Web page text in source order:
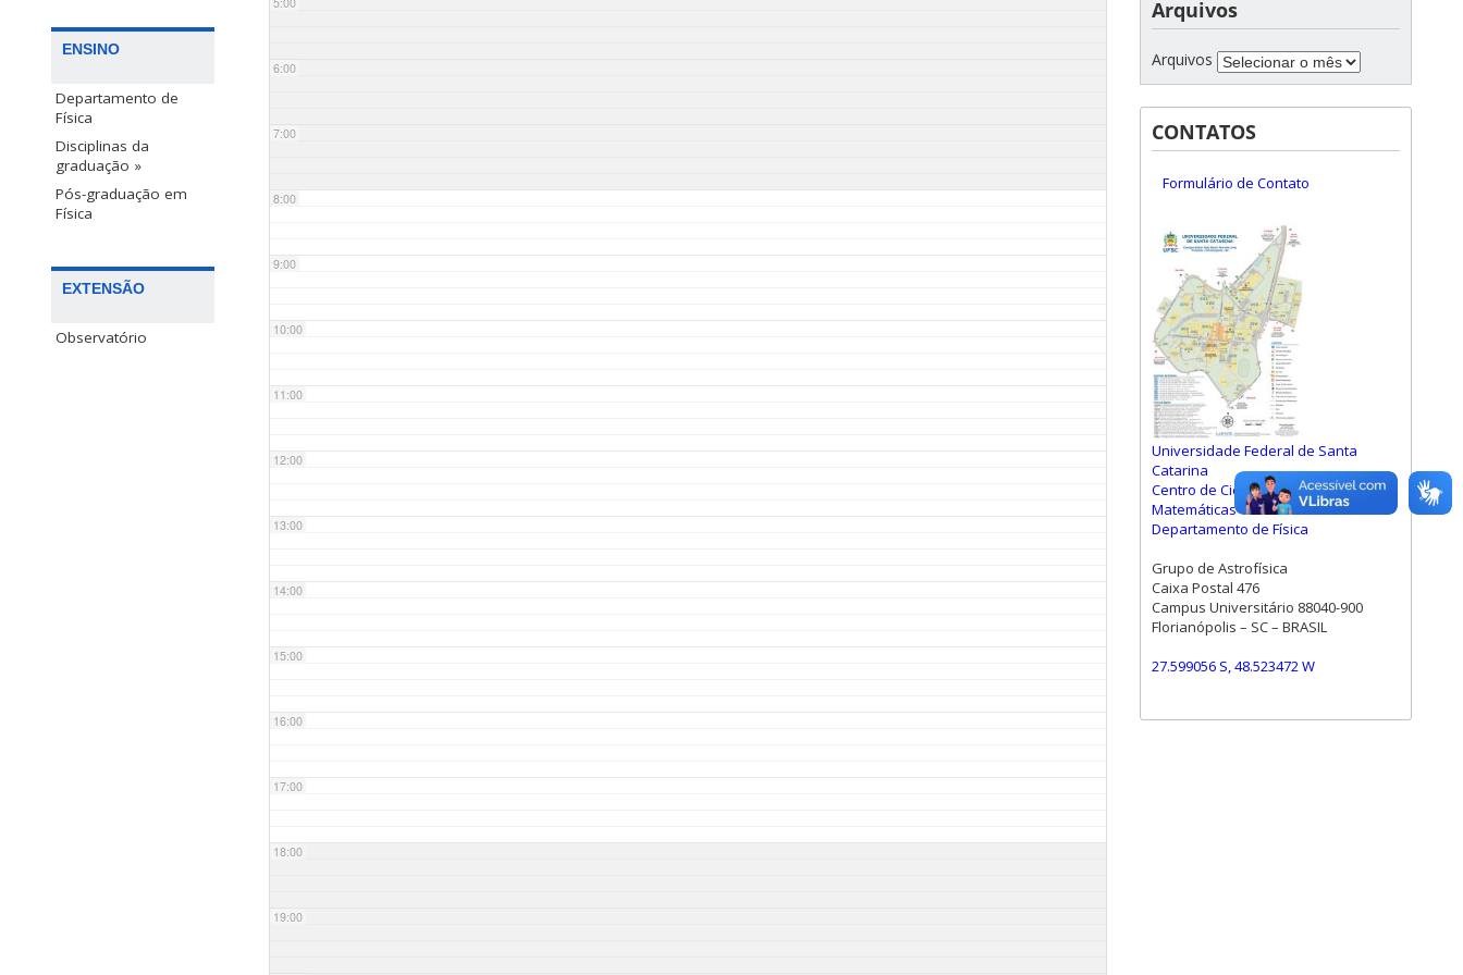
ENSINO
Departamento de
Física
Disciplinas da
graduação »
Pós-graduação em
Física
EXTENSÃO
Observatório
6:00
7:00
8:00
9:00
10:00
11:00
12:00
13:00
14:00
15:00
16:00
17:00
18:00
19:00
Arquivos
Arquivos
CONTATOS
Formulário de Contato
Universidade Federal de Santa
Catarina
Centro de Ciências Físicas e
Matemáticas
Departamento de Física
Grupo de Astrofísica
Caixa Postal 476
Campus Universitário 88040-900
Florianópolis – SC – BRASIL
27.599056 S, 48.523472 W